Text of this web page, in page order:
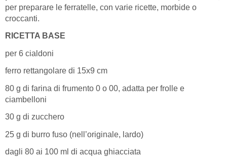
per preparare le ferratelle, con varie ricette, morbide o
croccanti.
RICETTA BASE
per 6 cialdoni
ferro rettangolare di 15x9 cm
80 g di farina di frumento 0 o 00, adatta per frolle e
ciambelloni
30 g di zucchero
25 g di burro fuso (nell’originale, lardo)
dagli 80 ai 100 ml di acqua ghiacciata